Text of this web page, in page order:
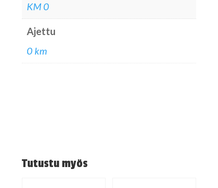
KM 0
Ajettu
0 km
Tutustu myös